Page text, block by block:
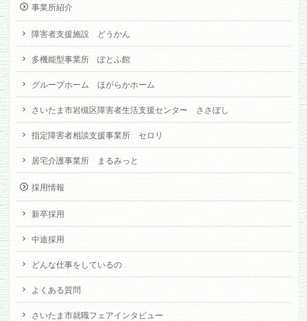
事業所紹介
障害者支援施設 どうかん
多機能型事業所 ぽとふ館
グループホーム ほがらかホーム
さいたま市岩槻区障害者生活支援センター ささぼし
指定障害者相談支援事業所 セロリ
居宅介護事業所 まるみっと
採用情報
新卒採用
中途採用
どんな仕事をしているの
よくある質問
さいたま市就職フェアインタビュー